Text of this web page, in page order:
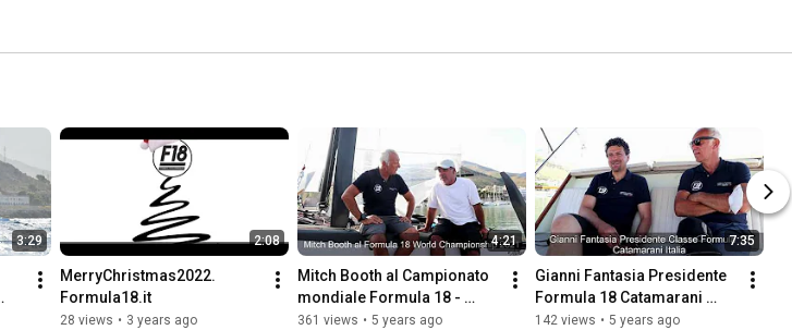
3:29 2:08
MerryChristmas2022.
Formula18.it
28 views • 3 years ago
4:21
Mitch Booth al Campionato
mondiale Formula 18 -
Golfo di Gaeta 2021
361 views • 5 years ago
7:35
Gianni Fantasia Presidente
Formula 18 Catamarani
Italia al Mondiale Golfo di
142 views • 5 years ago